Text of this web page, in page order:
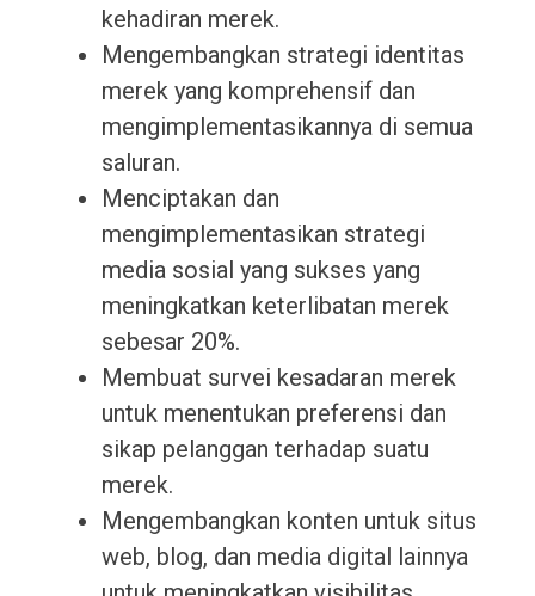
kehadiran merek.
Mengembangkan strategi identitas
merek yang komprehensif dan
mengimplementasikannya di semua
saluran.
Menciptakan dan
mengimplementasikan strategi
media sosial yang sukses yang
meningkatkan keterlibatan merek
sebesar 20%.
Membuat survei kesadaran merek
untuk menentukan preferensi dan
sikap pelanggan terhadap suatu
merek.
Mengembangkan konten untuk situs
web, blog, dan media digital lainnya